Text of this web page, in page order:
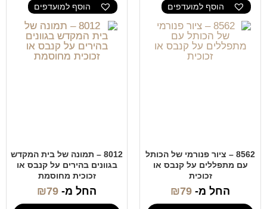
הוסף למועדפים
8562 – ציור פנורמי של הכותל
עם מתפללים על קנבס או
זכוכית
החל מ- ₪79
הוסף למועדפים
8012 – תמונה של בית המקדש
בגוונים בהירים על קנבס או
זכוכית מחוסמת
החל מ- ₪79